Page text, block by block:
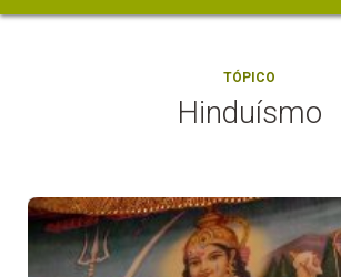
TÓPICO
Hinduísmo